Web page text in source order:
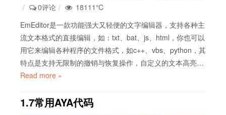
0评论
18111℃
EmEditor是一款功能强大又轻便的文字编辑器，支持各种主
流文本格式的直接编辑，如：txt、bat、js、html，你也可以
用它来编辑各种程序的文件格式，如c++、vbs、python，其
特点是支持无限制的撤销与恢复操作，自定义的文本高亮…
Read more »
1.7常用AYA代码